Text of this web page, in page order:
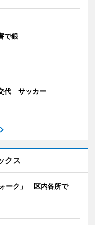
で銀
代 サッカー
クス
ーク」 区内各所で